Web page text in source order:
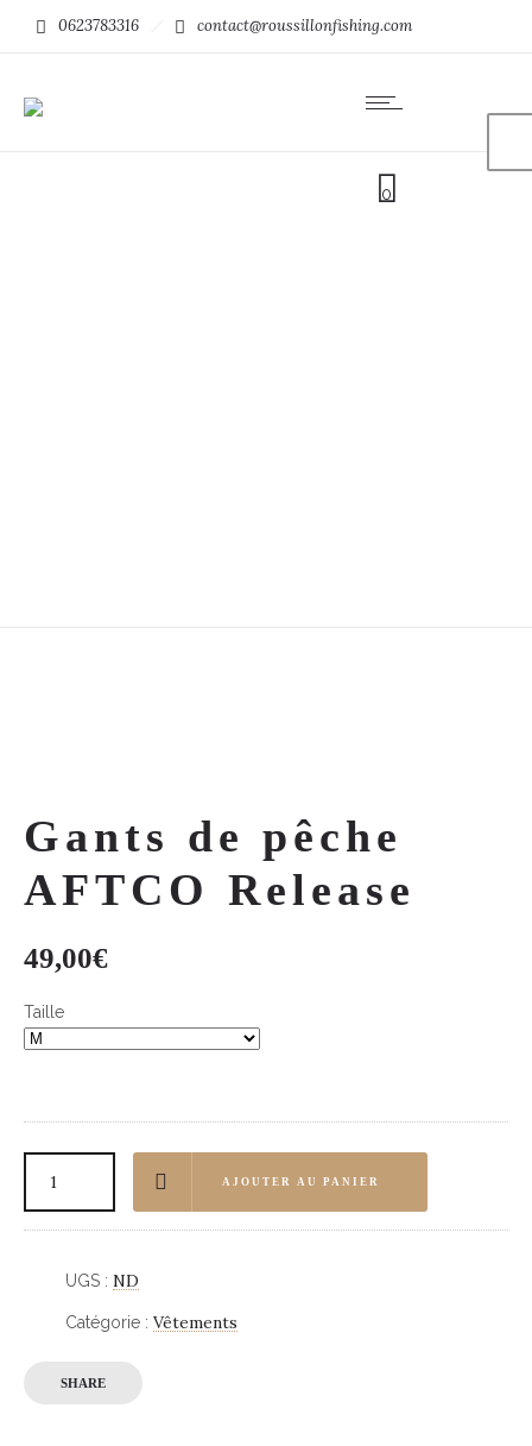
0623783316 contact@roussillonfishing.com
0
Gants de pêche
AFTCO Release
49,00€
Taille
AJOUTER AU PANIER
UGS : ND
Catégorie : Vêtements
SHARE